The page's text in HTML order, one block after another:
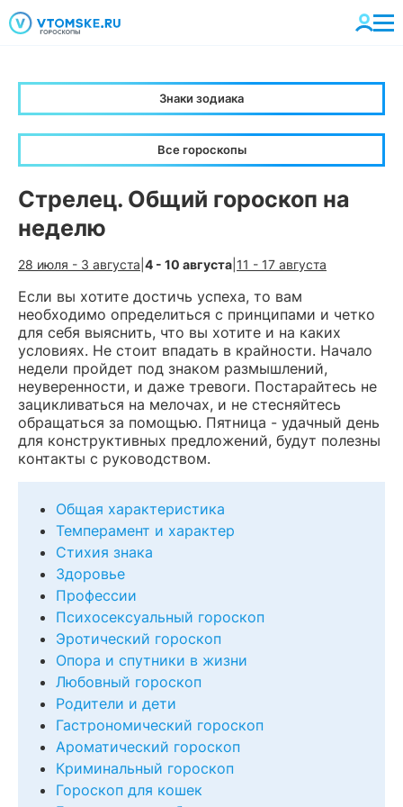
Знаки зодиака
Стрелец. Общий гороскоп на
неделю
28 июля - 3 августа 4 - 10 августа 11 - 17 августа
Если вы хотите достичь успеха, то вам
необходимо определиться с принципами и четко
для себя выяснить, что вы хотите и на каких
условиях. Не стоит впадать в крайности. Начало
недели пройдет под знаком размышлений,
неуверенности, и даже тревоги. Постарайтесь не
зацикливаться на мелочах, и не стесняйтесь
обращаться за помощью. Пятница - удачный день
для конструктивных предложений, будут полезны
контакты с руководством.
Общая характеристика
Темперамент и характер
Стихия знака
Здоровье
Профессии
Психосексуальный гороскоп
Эротический гороскоп
Опора и спутники в жизни
Любовный гороскоп
Родители и дети
Гастрономический гороскоп
Ароматический гороскоп
Криминальный гороскоп
Гороскоп для кошек
Все гороскопы